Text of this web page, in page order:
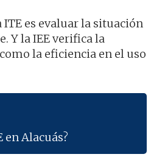
es evaluar la situación
Y la IEE verifica la
la eficiencia en el uso
en Alacuás?